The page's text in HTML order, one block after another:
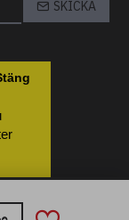
SKICKA